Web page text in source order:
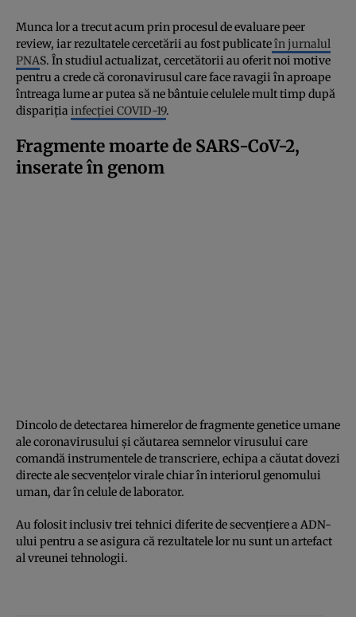
Munca lor a trecut acum prin procesul de evaluare peer
review, iar rezultatele cercetării au fost publicateîn jurnalul
PNAS. În studiul actualizat, cercetătorii au oferit noi motive
pentru a crede că coronavirusul care face ravagii în aproape
întreaga lume ar putea să ne bântuie celulele mult timp după
dispariția infecției COVID-19.
Fragmente moarte de SARS-CoV-2,
inserate în genom
Dincolo de detectarea himerelor de fragmente genetice umane
ale coronavirusului și căutarea semnelor virusului care
comandă instrumentele de transcriere, echipa a căutat dovezi
directe ale secvențelor virale chiar în interiorul genomului
uman, dar în celule de laborator.
Au folosit inclusiv trei tehnici diferite de secvențiere a ADN-
ului pentru a se asigura că rezultatele lor nu sunt un artefact
al vreunei tehnologii.